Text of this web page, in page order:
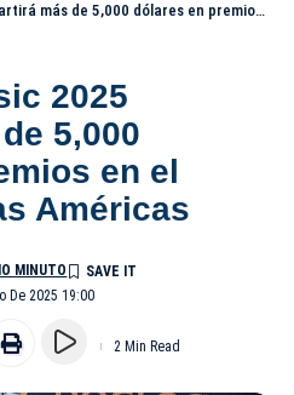
dólares en premios en el Autódromo Las Américas
2025
5,000
en el
Américas
De 2025 19:00
MINUTO
2 Min Read